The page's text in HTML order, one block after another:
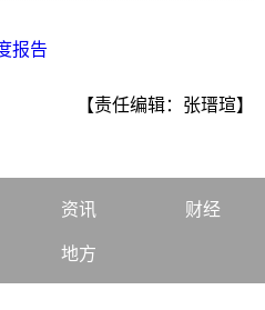
报告
【责任编辑：张瑨瑄】
资讯 财经
地方